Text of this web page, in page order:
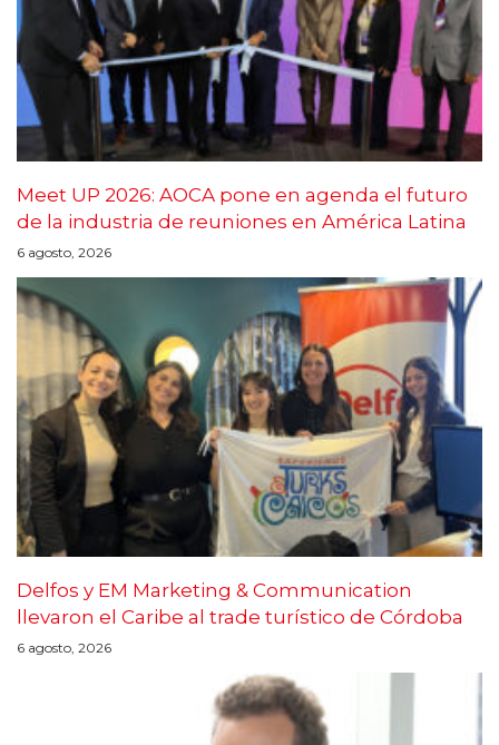
Meet UP 2026: AOCA pone en agenda el futuro
de la industria de reuniones en América Latina
6 agosto, 2026
Delfos y EM Marketing & Communication
llevaron el Caribe al trade turístico de Córdoba
6 agosto, 2026